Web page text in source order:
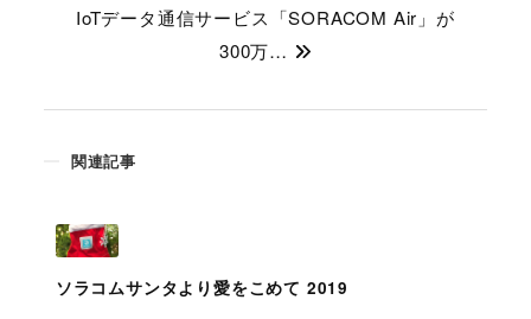
関連記事
ソラコムサンタより愛をこめて 2019
IoTデータ通信サービス「SORACOM Air」が
300万…